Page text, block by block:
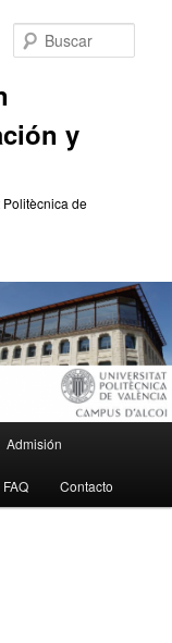
y
de
Admisión
FAQ Contacto